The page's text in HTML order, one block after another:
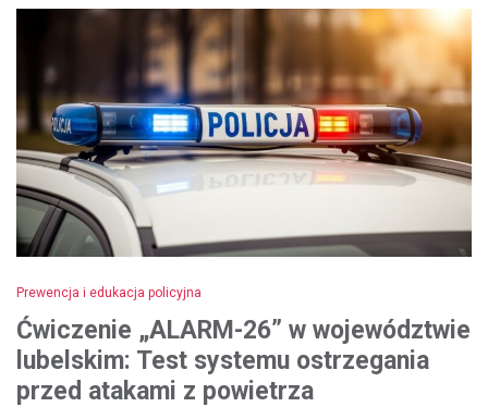
Prewencja i edukacja policyjna
Ćwiczenie „ALARM-26” w województwie
lubelskim: Test systemu ostrzegania
przed atakami z powietrza